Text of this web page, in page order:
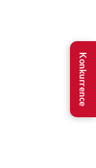
Konkurrence